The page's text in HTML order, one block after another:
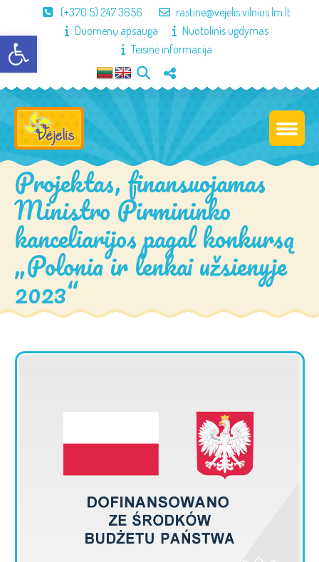
Open toolbar
(+370 5) 247 3656
rastine@vejelis.vilnius.lm.lt
Duomenų apsauga
Nuotolinis ugdymas
Teisinė informacija
Projektas, finansuojamas
Ministro Pirmininko
kanceliarijos pagal konkursą
„Polonia ir lenkai užsienyje
2023“